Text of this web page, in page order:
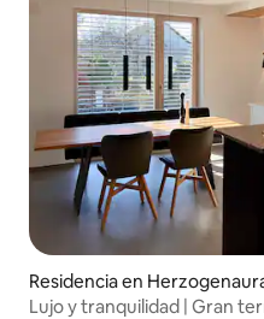
Residencia en
Lujo y tranquilidad | Gran